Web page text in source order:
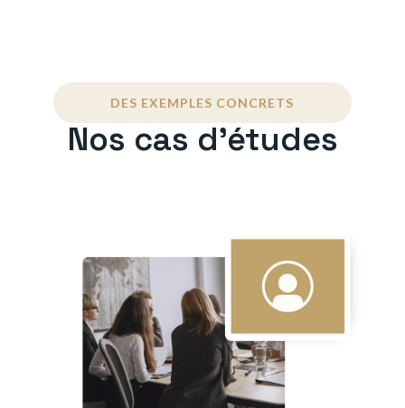
DES EXEMPLES CONCRETS
Nos cas d'études